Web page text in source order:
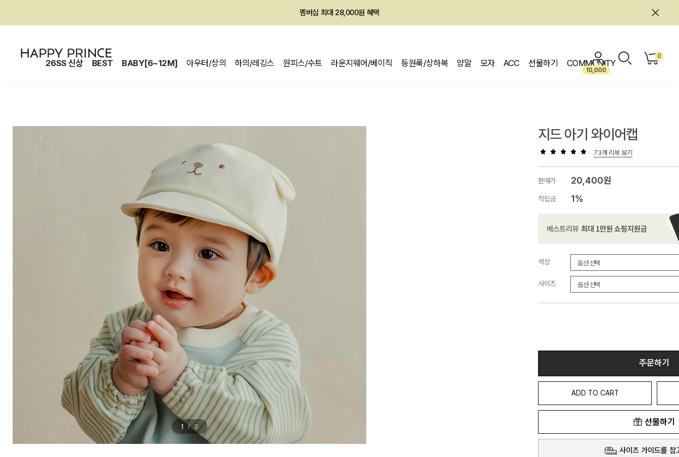
회원전용 아울렛, 가입하면 ~60% 할인!
26SS 신상 BEST BABY[6~12M] 아우터/상의 하의/레깅스 원피스/수트 라운지웨어/베이직 등원룩/상하복 양말 모자 ACC 선물하기 COMMUNITY
10,000
0
1 / 3
지드 아기 와이어캡
73개 리뷰 보기
판매가 20,400원
적립금 1%
색상
사이즈
주문하기
ADD TO CART
선물하기
사이즈 가이드를 참